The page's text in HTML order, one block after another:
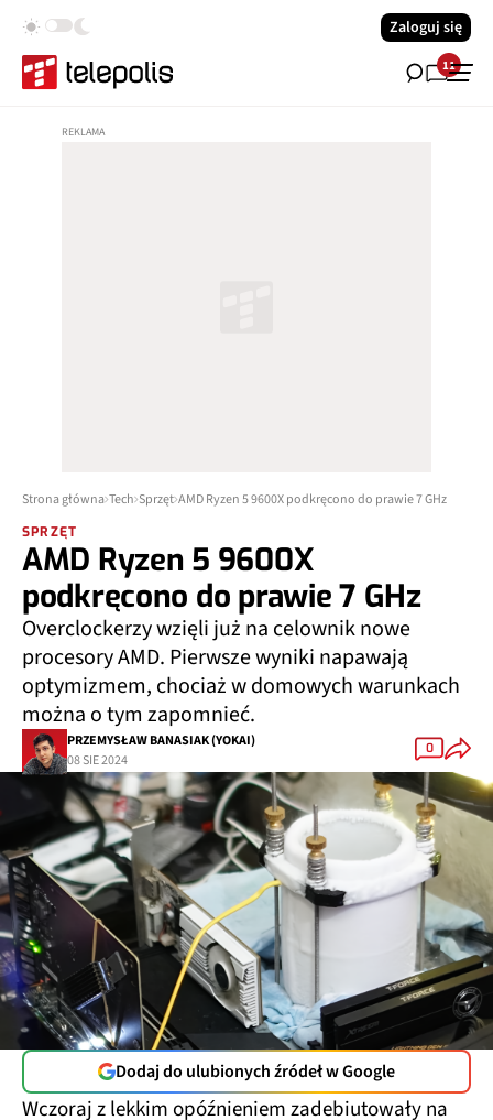
Zaloguj się
11
Strona główna Tech Sprzęt AMD Ryzen 5 9600X podkręcono do prawie 7 GHz
SPRZĘT
AMD Ryzen 5 9600X
podkręcono do prawie 7 GHz
Overclockerzy wzięli już na celownik nowe
procesory AMD. Pierwsze wyniki napawają
optymizmem, chociaż w domowych warunkach
można o tym zapomnieć.
PRZEMYSŁAW BANASIAK (YOKAI)
08 SIE 2024
0
Dodaj do ulubionych źródeł w Google
Wczoraj z lekkim opóźnieniem zadebiutowały na